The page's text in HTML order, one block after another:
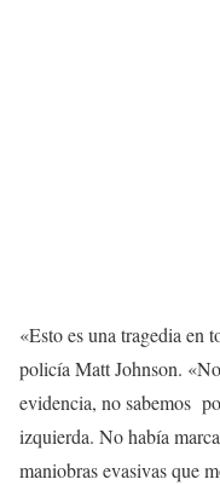
«Esto es una tragedia en
policía Matt Johnson.
evidencia, no sabemos
izquierda. No había
maniobras evasivas que